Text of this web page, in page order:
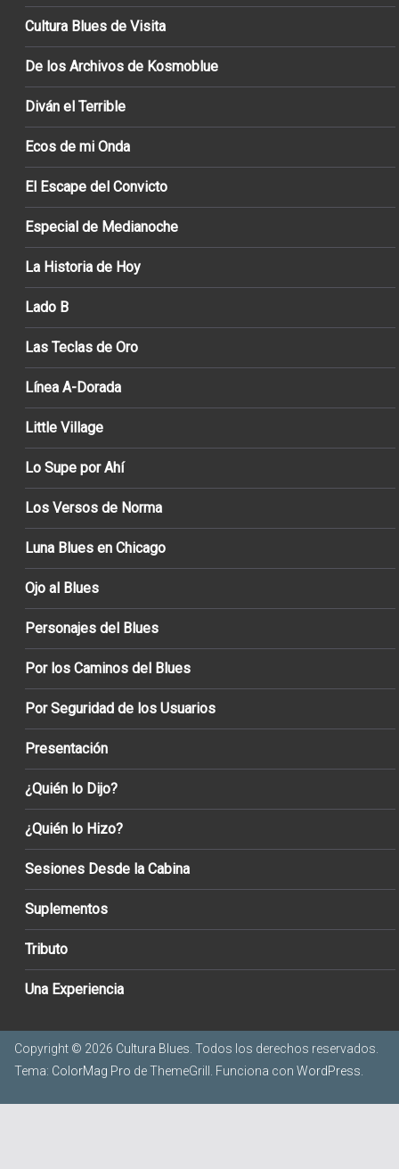
Cultura Blues de Visita
De los Archivos de Kosmoblue
Diván el Terrible
Ecos de mi Onda
El Escape del Convicto
Especial de Medianoche
La Historia de Hoy
Lado B
Las Teclas de Oro
Línea A-Dorada
Little Village
Lo Supe por Ahí
Los Versos de Norma
Luna Blues en Chicago
Ojo al Blues
Personajes del Blues
Por los Caminos del Blues
Por Seguridad de los Usuarios
Presentación
¿Quién lo Dijo?
¿Quién lo Hizo?
Sesiones Desde la Cabina
Suplementos
Tributo
Una Experiencia
Copyright © 2026 Cultura Blues . Todos los derechos reservados.
Tema: ColorMag Pro de ThemeGrill. Funciona con WordPress